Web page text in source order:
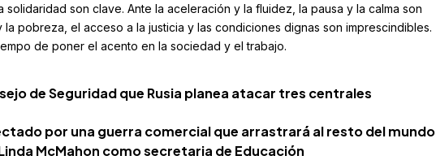
son clave. Ante la aceleración y la fluidez, la pausa y la calma son
pobreza, el acceso a la justicia y las condiciones dignas son imprescindibles.
de poner el acento en la sociedad y el trabajo.
de Seguridad que Rusia planea atacar tres centrales
por una guerra comercial que arrastrará al resto del mundo
McMahon como secretaria de Educación